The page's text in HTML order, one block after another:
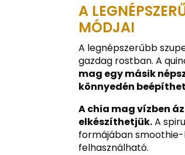
A
MÓDJAI
A legnépszerűbb
gazdag rostban. A
mag egy másik
könnyedén
A chia mag vízben
elkészíthetjük.A
formájában smoothie-
felhasználható.